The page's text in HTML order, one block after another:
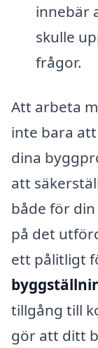
innebär
skulle
frågor.
Att arbeta
inte bara
dina
att
både för
på det
ett pålitligt
tillgång till
gör att ditt